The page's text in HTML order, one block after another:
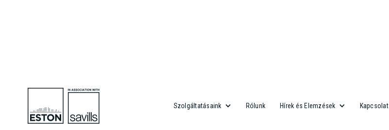
Szolgáltatásaink Rólunk Hírek és Elemzések Kapcsolat